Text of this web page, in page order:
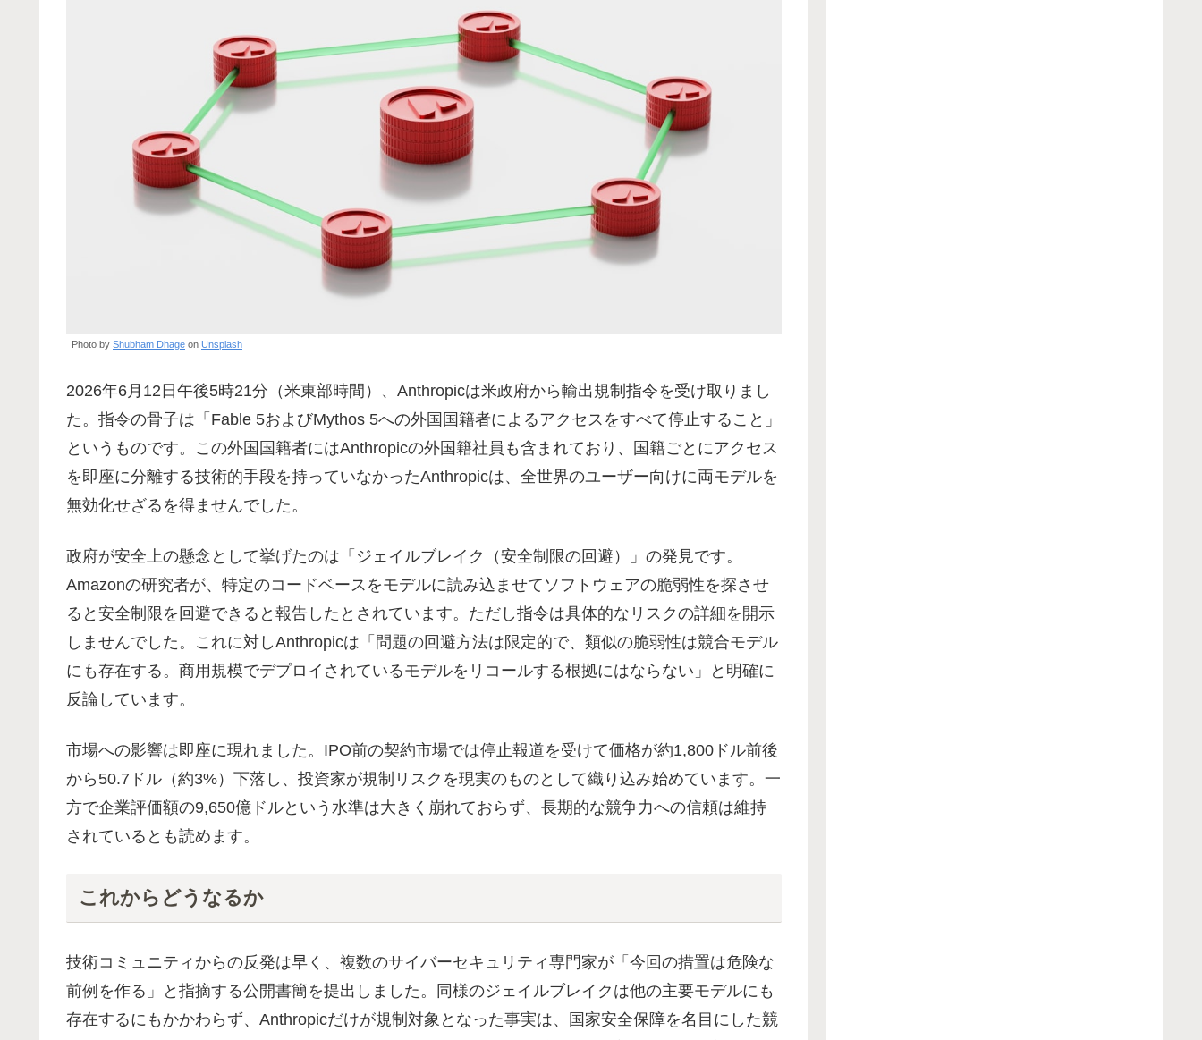
Photo by Shubham Dhage on Unsplash
2026年6月12日午後5時21分（米東部時間）、Anthropicは米政府から輸出規制指令を受け取りまし
た。指令の骨子は「Fable 5およびMythos 5への外国国籍者によるアクセスをすべて停止すること」
というものです。この外国国籍者にはAnthropicの外国籍社員も含まれており、国籍ごとにアクセス
を即座に分離する技術的手段を持っていなかったAnthropicは、全世界のユーザー向けに両モデルを
無効化せざるを得ませんでした。
政府が安全上の懸念として挙げたのは「ジェイルブレイク（安全制限の回避）」の発見です。
Amazonの研究者が、特定のコードベースをモデルに読み込ませてソフトウェアの脆弱性を探させ
ると安全制限を回避できると報告したとされています。ただし指令は具体的なリスクの詳細を開示
しませんでした。これに対しAnthropicは「問題の回避方法は限定的で、類似の脆弱性は競合モデル
にも存在する。商用規模でデプロイされているモデルをリコールする根拠にはならない」と明確に
反論しています。
市場への影響は即座に現れました。IPO前の契約市場では停止報道を受けて価格が約1,800ドル前後
から50.7ドル（約3%）下落し、投資家が規制リスクを現実のものとして織り込み始めています。一
方で企業評価額の9,650億ドルという水準は大きく崩れておらず、長期的な競争力への信頼は維持
されているとも読めます。
これからどうなるか
技術コミュニティからの反発は早く、複数のサイバーセキュリティ専門家が「今回の措置は危険な
前例を作る」と指摘する公開書簡を提出しました。同様のジェイルブレイクは他の主要モデルにも
存在するにもかかわらず、Anthropicだけが規制対象となった事実は、国家安全保障を名目にした競